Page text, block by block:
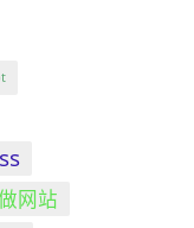
网站